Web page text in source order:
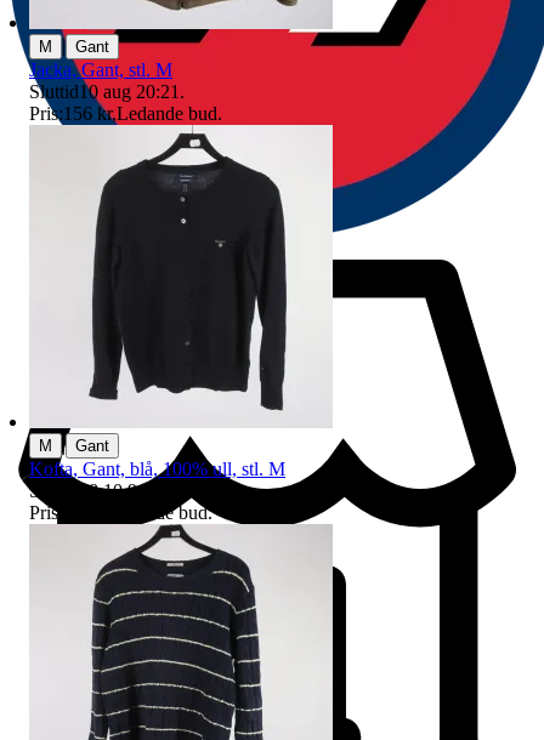
M | Gant
Jacka, Gant, stl. M
Sluttid10 aug 20:21 .
Pris:156 kr,Ledande bud.
M | Gant
Kofta, Gant, blå, 100% ull, stl. M
Sluttid
18:10 9 aug 18:10
Pris:
Ledande bud.